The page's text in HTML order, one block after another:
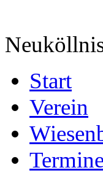
Start
Verein